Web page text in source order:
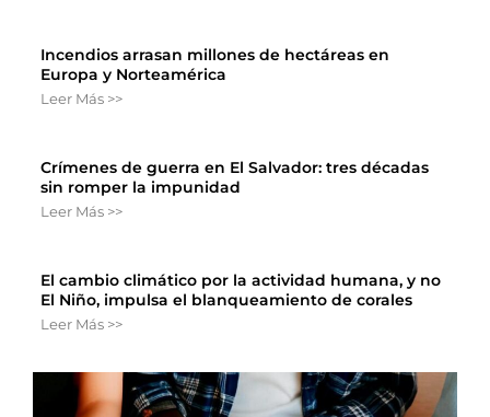
Incendios arrasan millones de hectáreas en
Europa y Norteamérica
Leer Más >>
Crímenes de guerra en El Salvador: tres décadas
sin romper la impunidad
Leer Más >>
El cambio climático por la actividad humana, y no
El Niño, impulsa el blanqueamiento de corales
Leer Más >>